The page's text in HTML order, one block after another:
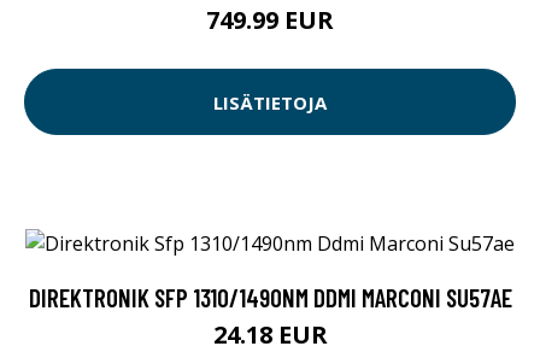
749.99 EUR
LISÄTIETOJA
DIREKTRONIK SFP 1310/1490NM DDMI MARCONI SU57AE
24.18 EUR